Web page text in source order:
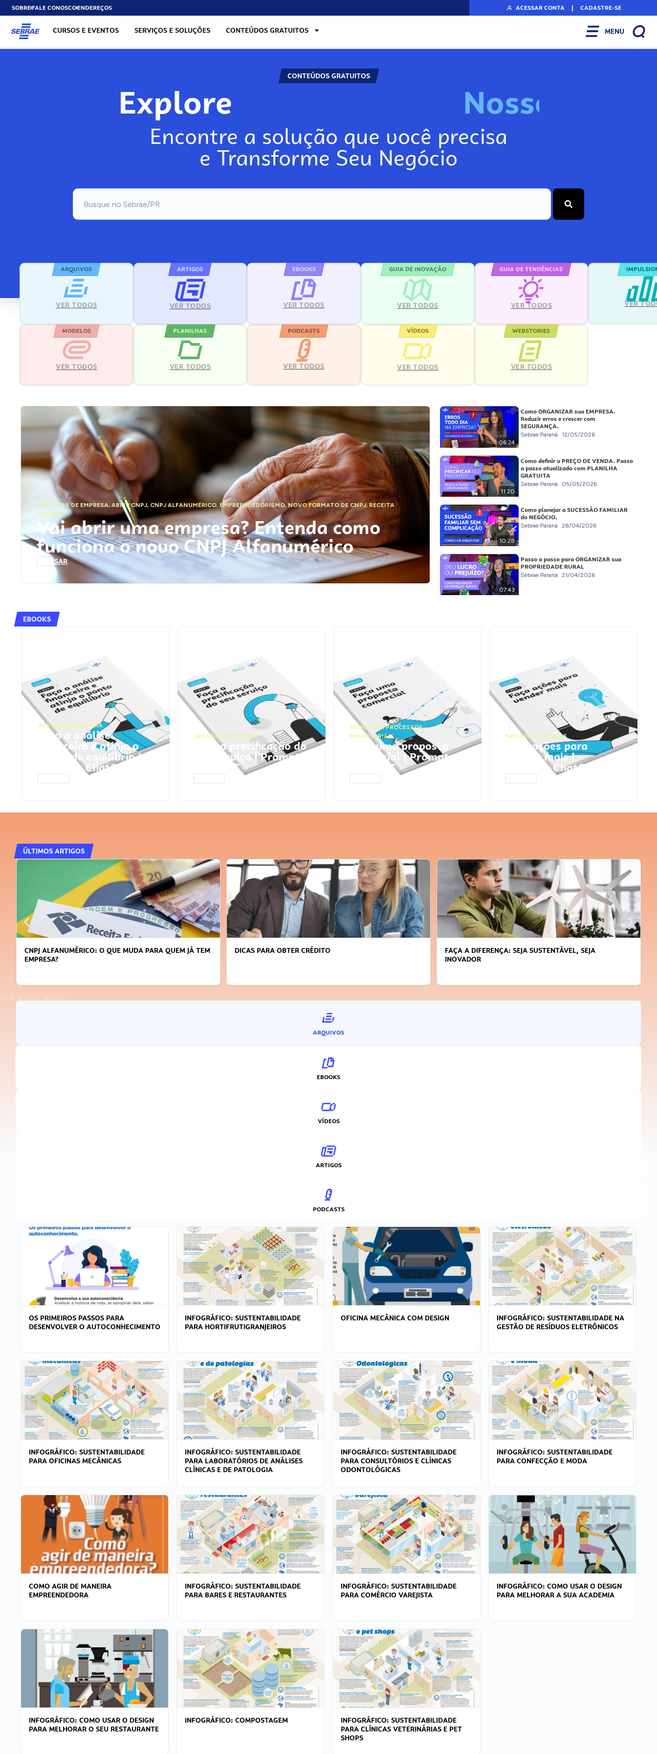
SOBREFALE CONOSCOENDEREÇOS ACESSAR CONTA | CADASTRE-SE
CURSOS E EVENTOS SERVIÇOS E SOLUÇÕES CONTEÚDOS GRATUITOS MENU
CONTEÚDOS GRATUITOS
Explore Nosso
Encontre a solução que você precisa
e Transforme Seu Negócio
ARQUIVOS
VER TODOS
ARTIGOS
VER TODOS
EBOOKS
VER TODOS
GUIA DE INOVAÇÃO
VER TODOS
GUIA DE TENDÊNCIAS
VER TODOS VER
MODELOS
VER TODOS
PLANILHAS
VER TODOS
PODCASTS
VER TODOS
VÍDEOS
VER TODOS
WEBSTORIES
VER TODOS
ABERTURA DE EMPRESA,ABRIR CNPJ, CNPJ ALFANUMÉRICO, EMPREENDEDORISMO,NOVO FORMATO DE CNPJ,RECEITA
FEDERAL
Vai abrir uma empresa? Entenda como
funciona o novo CNPJ Alfanumérico
ACESSAR
06:24
Como ORGANIZAR sua EMPRESA.
Reduzir erros e crescer com
SEGURANÇA.
Sebrae Paraná 12/05/2026
11:20
Como definir o PREÇO DE VENDA. Passo
a passo atualizado com PLANILHA
GRATUITA
Sebrae Paraná 05/05/2026
10:28
Como planejar a SUCESSÃO FAMILIAR
do NEGÓCIO.
Sebrae Paraná 28/04/2026
07:43
Passo a passo para ORGANIZAR sua
PROPRIEDADE RURAL
Sebrae Paraná 21/04/2026
EBOOKS
GESTÃO FINANCEIRA
Faça a análise
financeira e atinja o
ponto de equilíbrio |
Prompts ChatGPT
GESTÃO FINANCEIRA
Faça a precificação do
seu serviço | Prompts
ChatGPT
NEGÓCIOS,PROCESSOS
EMPRESARIAIS
Faça uma proposta
comercial | Prompts
ChatGPT
NEGÓCIOS, VENDAS
Faça ações para
vender mais |
Prompts ChatGPT
ÚLTIMOS ARTIGOS
CNPJ ALFANUMÉRICO: O QUE MUDA PARA QUEM JÁ TEM
EMPRESA?
DICAS PARA OBTER CRÉDITO
FAÇA A DIFERENÇA: SEJA SUSTENTÁVEL, SEJA
INOVADOR
ARQUIVOS
EBOOKS
VÍDEOS
ARTIGOS
PODCASTS
OS PRIMEIROS PASSOS PARA
DESENVOLVER O AUTOCONHECIMENTO
INFOGRÁFICO: SUSTENTABILIDADE
PARA HORTIFRUTIGRANJEIROS
OFICINA MECÂNICA COM DESIGN
INFOGRÁFICO: SUSTENTABILIDADE NA
GESTÃO DE RESÍDUOS ELETRÔNICOS
INFOGRÁFICO: SUSTENTABILIDADE
PARA OFICINAS MECÂNICAS
INFOGRÁFICO: SUSTENTABILIDADE
PARA LABORATÓRIOS DE ANÁLISES
CLÍNICAS E DE PATOLOGIA
INFOGRÁFICO: SUSTENTABILIDADE
PARA CONSULTÓRIOS E CLÍNICAS
ODONTOLÓGICAS
INFOGRÁFICO: SUSTENTABILIDADE
PARA CONFECÇÃO E MODA
COMO AGIR DE MANEIRA
EMPREENDEDORA
INFOGRÁFICO: SUSTENTABILIDADE
PARA BARES E RESTAURANTES
INFOGRÁFICO: SUSTENTABILIDADE
PARA COMÉRCIO VAREJISTA
INFOGRÁFICO: COMO USAR O DESIGN
PARA MELHORAR A SUA ACADEMIA
INFOGRÁFICO: COMO USAR O DESIGN
PARA MELHORAR O SEU RESTAURANTE
INFOGRÁFICO: COMPOSTAGEM
INFOGRÁFICO: SUSTENTABILIDADE
PARA CLÍNICAS VETERINÁRIAS E PET
SHOPS